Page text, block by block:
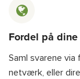
Fordel på dine
Saml svarene via
netværk, eller